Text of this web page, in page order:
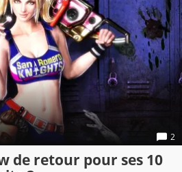
2
de retour pour ses 10